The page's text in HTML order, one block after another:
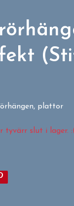
plattor
tyvärr slut i lager. :(